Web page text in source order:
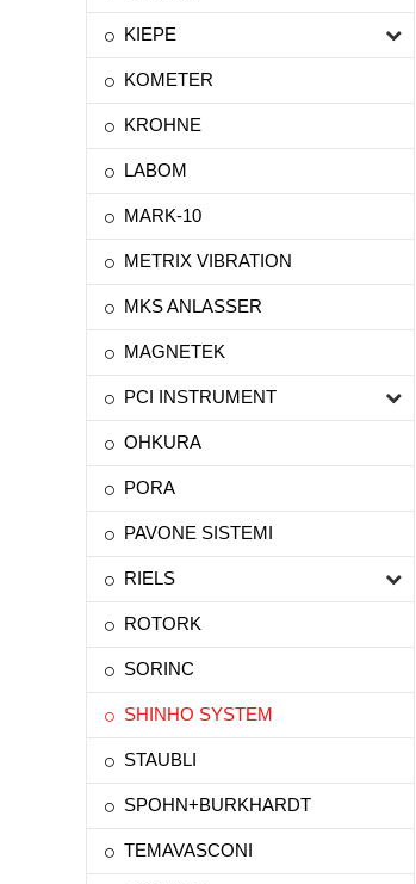
KIEPE
KOMETER
KROHNE
LABOM
MARK-10
METRIX VIBRATION
MKS ANLASSER
MAGNETEK
PCI INSTRUMENT
OHKURA
PORA
PAVONE SISTEMI
RIELS
ROTORK
SORINC
SHINHO SYSTEM
STAUBLI
SPOHN+BURKHARDT
TEMAVASCONI